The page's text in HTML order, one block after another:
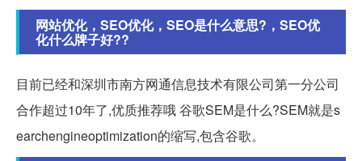
网站优化，SEO优化，SEO是什么意思?，SEO优
化什么牌子好??
目前已经和深圳市南方网通信息技术有限公司第一分公司
合作超过10年了,优质推荐哦 谷歌SEM是什么?SEM就是s
earchengineoptimization的缩写,包含谷歌。